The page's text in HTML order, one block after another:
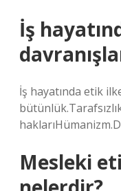
İş
İş hayatında etik
Mesleki